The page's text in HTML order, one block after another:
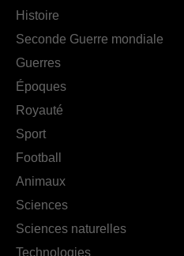
Histoire
Seconde Guerre mondiale
Guerres
Époques
Royauté
Sport
Football
Animaux
Sciences
Sciences naturelles
Technologies